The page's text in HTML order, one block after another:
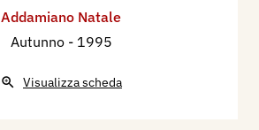
Addamiano Natale
Autunno - 1995
Visualizza scheda